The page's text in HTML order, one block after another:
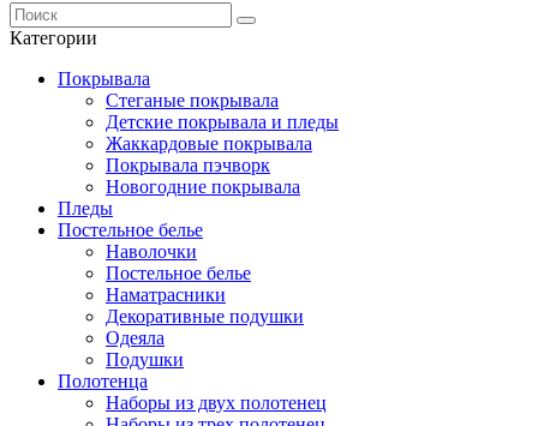
Категории
Покрывала
Стеганые покрывала
Детские покрывала и пледы
Жаккардовые покрывала
Покрывала пэчворк
Новогодние покрывала
Пледы
Постельное белье
Наволочки
Постельное белье
Наматрасники
Декоративные подушки
Одеяла
Подушки
Полотенца
Наборы из двух полотенец